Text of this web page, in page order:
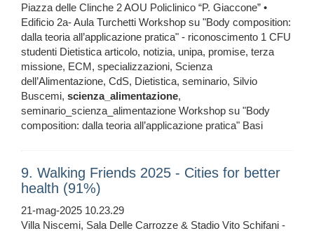
Piazza delle Clinche 2 AOU Policlinico “P. Giaccone” •
Edificio 2a- Aula Turchetti Workshop su "Body composition:
dalla teoria all’applicazione pratica" - riconoscimento 1 CFU
studenti Dietistica articolo, notizia, unipa, promise, terza
missione, ECM, specializzazioni, Scienza
dell’Alimentazione, CdS, Dietistica, seminario, Silvio
Buscemi, scienza_alimentazione,
seminario_scienza_alimentazione Workshop su "Body
composition: dalla teoria all’applicazione pratica" Basi
9. Walking Friends 2025 - Cities for better
health (91%)
21-mag-2025 10.23.29
Villa Niscemi, Sala Delle Carrozze & Stadio Vito Schifani -